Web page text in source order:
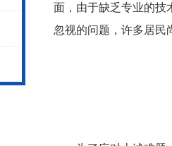
面，由于缺乏专业的技
忽视的问题，许多居民